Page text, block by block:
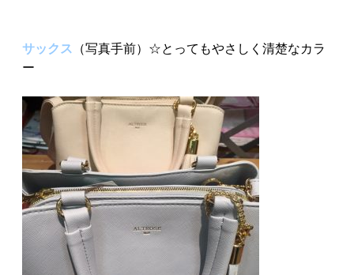
サックス
（写真手前）☆とってもやさしく清楚なカラ
ー